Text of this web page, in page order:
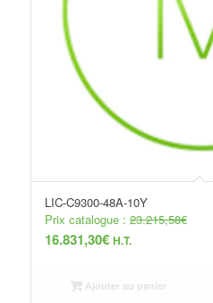
LIC-C9300-48A-10Y
Prix catalogue :23.215,58€
16.831,30€ H.T.
Ajouter au panier